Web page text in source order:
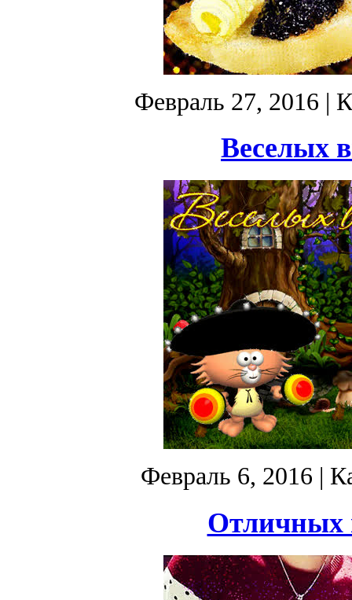
Февраль 27, 2016 |
Веселых
Февраль 6, 2016 |
Отличных